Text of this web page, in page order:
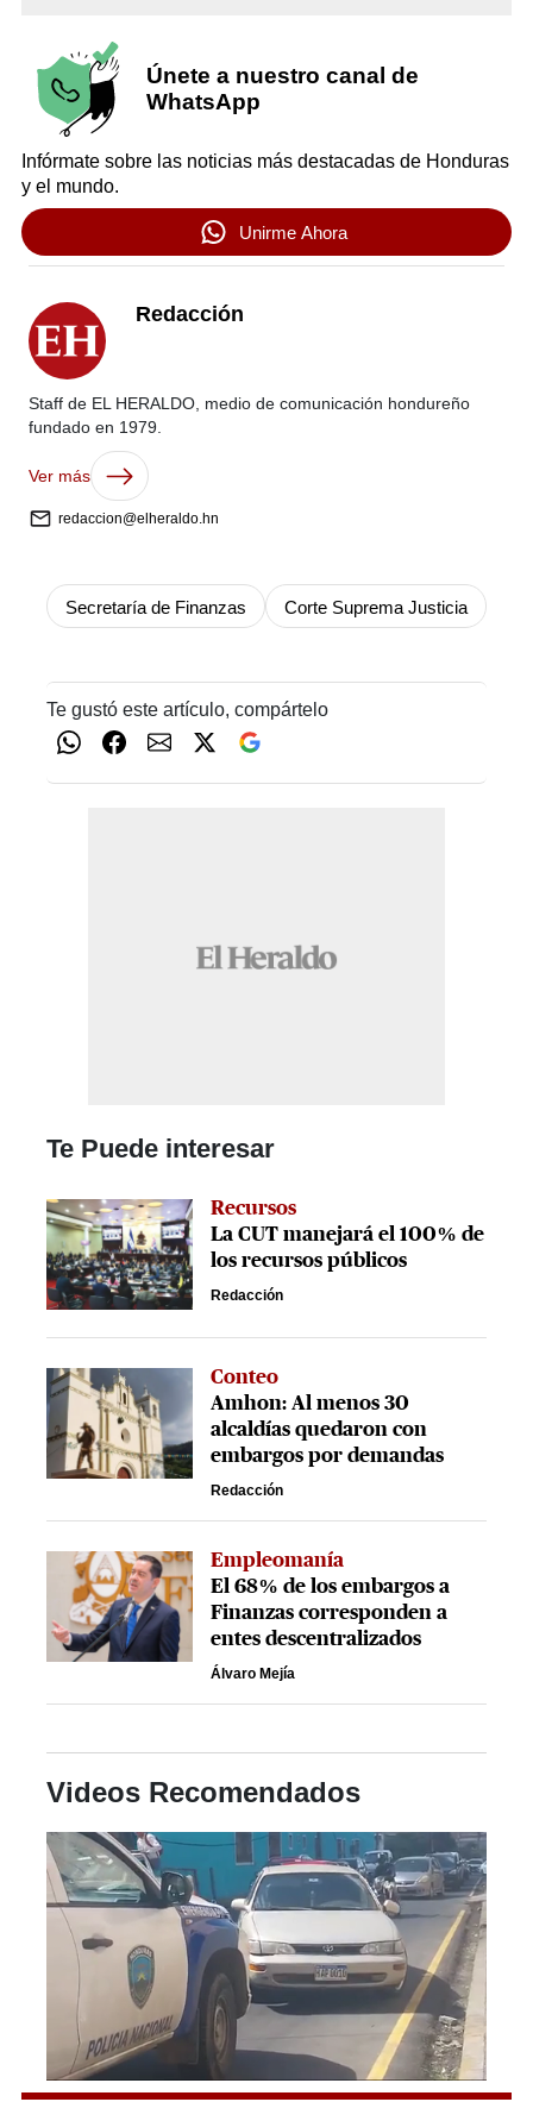
Únete a nuestro canal de
WhatsApp
Infórmate sobre las noticias más destacadas de Honduras
y el mundo.
Unirme Ahora
Redacción
Staff de EL HERALDO, medio de comunicación hondureño
fundado en 1979.
Ver más
redaccion@elheraldo.hn
Secretaría de Finanzas Corte Suprema Justicia
Te gustó este artículo, compártelo
Te Puede interesar
Recursos
La CUT manejará el 100% de
los recursos públicos
Redacción
Conteo
Amhon: Al menos 30
alcaldías quedaron con
embargos por demandas
Redacción
Empleomanía
El 68% de los embargos a
Finanzas corresponden a
entes descentralizados
Álvaro Mejía
Videos Recomendados
0